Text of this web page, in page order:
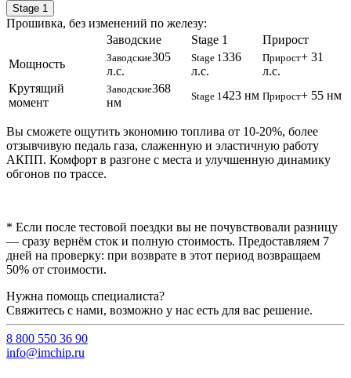
Stage 1
Прошивка, без изменений по железу:
Заводские
Stage 1
Прирост
Мощность
Заводские305
л.с.
Stage 1 336
л.с.
Прирост+ 31
л.с.
Крутящий
момент
Заводские368
нм
Stage 1 423 нм Прирост+ 55 нм
Вы сможете ощутить экономию топлива от 10-20%, более
отзывчивую педаль газа, слаженную и эластичную работу
АКПП. Комфорт в разгоне с места и улучшенную динамику
обгонов по трассе.
* Если после тестовой поездки вы не почувствовали разницу
— сразу вернём сток и полную стоимость. Предоставляем 7
дней на проверку: при возврате в этот период возвращаем
50% от стоимости.
Нужна помощь специалиста?
Свяжитесь с нами, возможно у нас есть для вас решение.
8 800 550 36 90
info@imchip.ru